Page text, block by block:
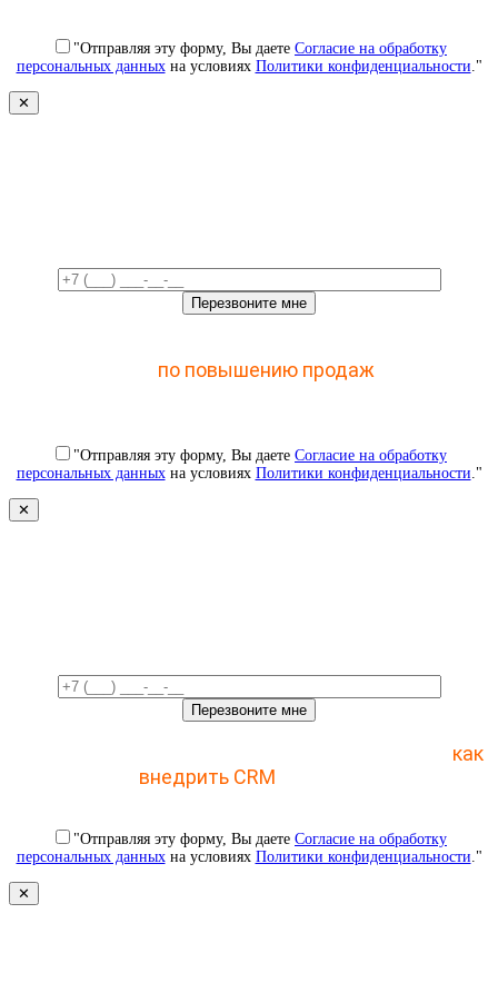
"Отправляя эту форму, Вы даете Согласие на обработку
персональных данныхна условиях Политики конфиденциальности."
✕
по повышению продаж
"Отправляя эту форму, Вы даете Согласие на обработку
персональных данныхна условиях Политики конфиденциальности."
✕
как
внедрить CRM
"Отправляя эту форму, Вы даете Согласие на обработку
персональных данныхна условиях Политики конфиденциальности."
✕